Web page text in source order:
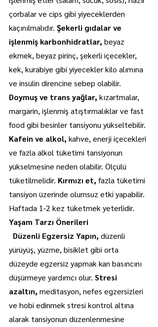
çorbalar ve cips gibi yiyeceklerden
kaçınılmalıdır. Şekerli gıdalar ve
işlenmiş karbonhidratlar, beyaz
ekmek, beyaz pirinç, şekerli içecekler,
kek, kurabiye gibi yiyecekler kilo alımına
ve insülin direncine sebep olabilir.
Doymuş ve trans yağlar, kızartmalar,
margarin, işlenmiş atıştırmalıklar ve fast
food gibi besinler tansiyonu yükseltebilir.
Kafein ve alkol, kahve, enerji içecekleri
ve fazla alkol tüketimi tansiyonun
yükselmesine neden olabilir. Ölçülü
tüketilmelidir. Kırmızı et, fazla tüketimi
tansiyon üzerinde olumsuz etki yapabilir.
Haftada 1-2 kez tüketmek yeterlidir.
Yaşam Tarzı Önerileri
Düzenli Egzersiz Yapın, düzenli
yürüyüş, yüzme, bisiklet gibi orta
düzeyde egzersiz yapmak kan basıncını
düşürmeye yardımcı olur. Stresi
azaltın, meditasyon, nefes egzersizleri
ve hobi edinmek stresi kontrol altına
alarak tansiyonun düzenlenmesine